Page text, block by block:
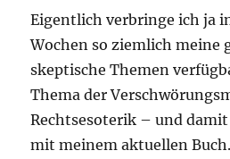
Eigentlich verbringe ich ja
Wochen so ziemlich meine
skeptische Themen
Thema der
Rechtsesoterik – und
mit meinem aktuellen